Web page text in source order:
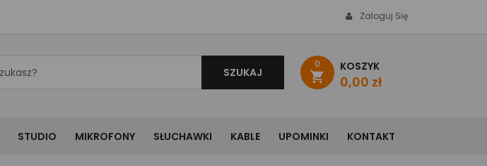
SZUKAJ
0
shopping_cart
KOSZYK
0,00 zł
Zaloguj Się
STUDIO MIKROFONY SŁUCHAWKI KABLE UPOMINKI KONTAKT